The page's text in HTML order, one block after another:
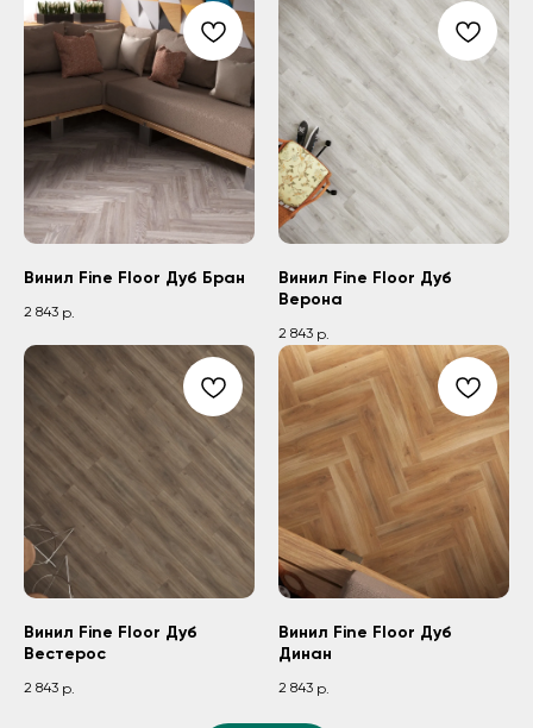
Винил Fine Floor Дуб Бран
2 843 р.
Винил Fine Floor Дуб
Верона
2 843 р.
Винил Fine Floor Дуб
Вестерос
2 843 р.
Винил Fine Floor Дуб
Динан
2 843 р.